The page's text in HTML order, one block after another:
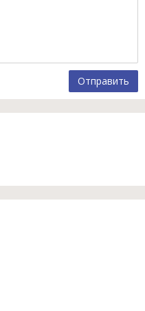
Отправить